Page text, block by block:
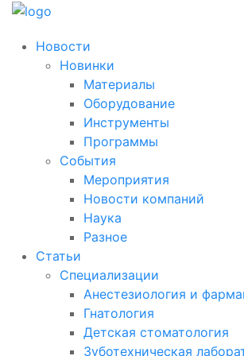
Новости
Новинки
Материалы
Оборудование
Инструменты
Программы
События
Мероприятия
Новости компаний
Наука
Разное
Статьи
Специализации
Анестезиология и
Гнатология
Детская стоматология
Зуботехническая